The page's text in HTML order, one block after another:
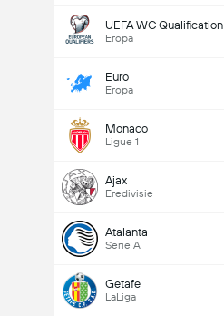
UEFA WC Qualification
Eropa
Euro
Eropa
Monaco
Ligue 1
Ajax
Eredivisie
Atalanta
Serie A
Getafe
LaLiga